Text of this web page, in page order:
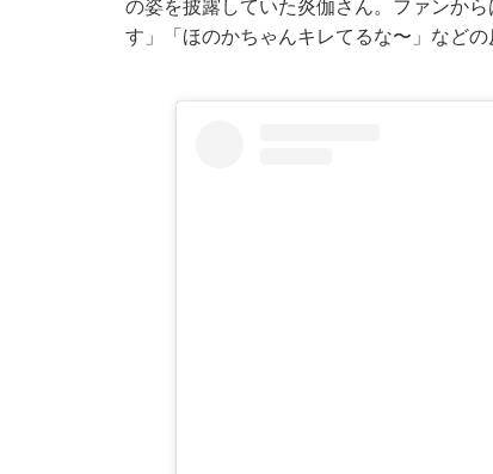
の姿を披露していた炎伽さん。ファンか
す」「ほのかちゃんキレてるな〜」など